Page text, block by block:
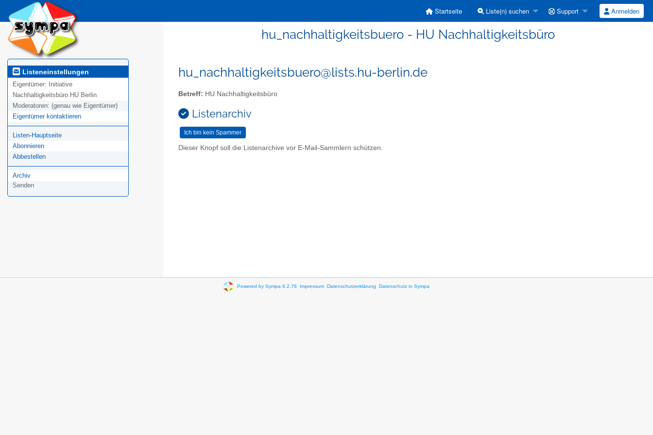
Startseite Liste(n) suchen Support Anmelden
hu_nachhaltigkeitsbuero - HU Nachhaltigkeitsbüro
Listeneinstellungen
Eigentümer:
Initiative
Nachhaltigkeitsbüro HU Berlin
Moderatoren: (genau wie Eigentümer)
Eigentümer kontaktieren
Listen-Hauptseite
Abonnieren
Abbestellen
Archiv
Senden
hu_nachhaltigkeitsbuero@lists.hu-berlin.de
Betreff: HU Nachhaltigkeitsbüro
Listenarchiv
Dieser Knopf soll die Listenarchive vor E-Mail-Sammlern schützen.
Powered by Sympa 6.2.76 Impressum Datenschutzerklärung Datenschutz in Sympa